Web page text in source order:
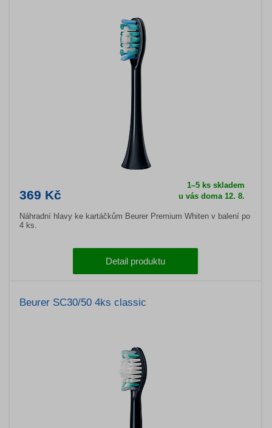
369 Kč
1–5 ks skladem
u vás doma 12. 8.
Náhradní hlavy ke kartáčkům Beurer Premium Whiten v balení po
4 ks.
Detail produktu
Beurer SC30/50 4ks classic